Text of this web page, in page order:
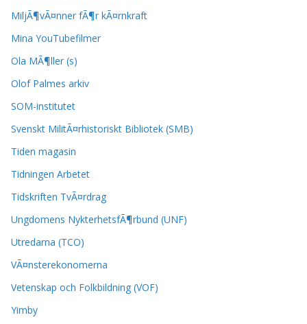
MiljÃ¶vÃ¤nner fÃ¶r kÃ¤rnkraft
Mina YouTubefilmer
Ola MÃ¶ller (s)
Olof Palmes arkiv
SOM-institutet
Svenskt MilitÃ¤rhistoriskt Bibliotek (SMB)
Tiden magasin
Tidningen Arbetet
Tidskriften TvÃ¤rdrag
Ungdomens NykterhetsfÃ¶rbund (UNF)
Utredarna (TCO)
VÃ¤nsterekonomerna
Vetenskap och Folkbildning (VOF)
Yimby